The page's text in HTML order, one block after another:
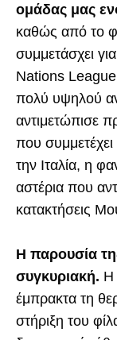
ομάδας μας
καθώς από το
συμμετάσχει
Nations League
πολύ υψηλού
αντιμετώπισε
που
την Ιταλία, η
αστέρια που
κατακτήσεις
Η παρουσία
συγκυριακή. Η
έμπρακτα τη
στήριξη του